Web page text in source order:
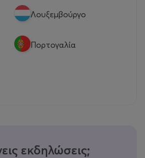
Λουξεμβούργο
Πορτογαλία
εκδηλώσεις;